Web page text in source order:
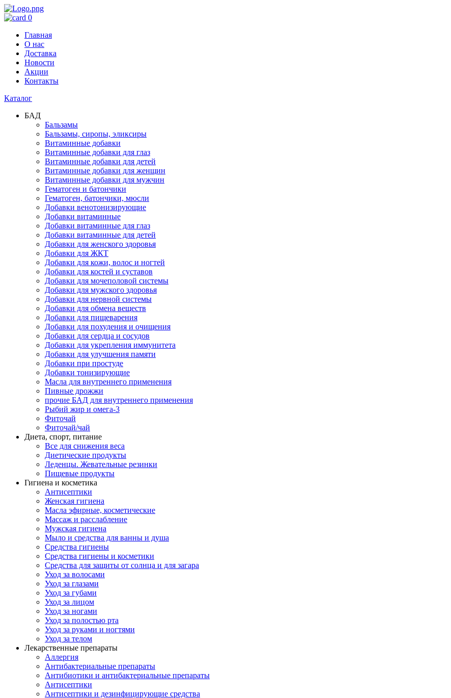
0
Главная
О нас
Доставка
Новости
Акции
Контакты
Каталог
БАД
Бальзамы
Бальзамы, сиропы, эликсиры
Витаминные добавки
Витаминные добавки для глаз
Витаминные добавки для детей
Витаминные добавки для женщин
Витаминные добавки для мужчин
Гематоген и батончики
Гематоген, батончики, мюсли
Добавки венотонизирующие
Добавки витаминные
Добавки витаминные для глаз
Добавки витаминные для детей
Добавки для женского здоровья
Добавки для ЖКТ
Добавки для кожи, волос и ногтей
Добавки для костей и суставов
Добавки для мочеполовой системы
Добавки для мужского здоровья
Добавки для нервной системы
Добавки для обмена веществ
Добавки для пищеварения
Добавки для похудения и очищения
Добавки для сердца и сосудов
Добавки для укрепления иммунитета
Добавки для улучшения памяти
Добавки при простуде
Добавки тонизирующие
Масла для внутреннего применения
Пивные дрожжи
прочие БАД для внутреннего применения
Рыбий жир и омега-3
Фиточай
Фиточай/чай
Диета, спорт, питание
Все для снижения веса
Диетические продукты
Леденцы. Жевательные резинки
Пищевые продукты
Гигиена и косметика
Антисептики
Женская гигиена
Масла эфирные, косметические
Массаж и расслабление
Мужская гигиена
Мыло и средства для ванны и душа
Средства гигиены
Средства гигиены и косметики
Средства для защиты от солнца и для загара
Уход за волосами
Уход за глазами
Уход за губами
Уход за лицом
Уход за ногами
Уход за полостью рта
Уход за руками и ногтями
Уход за телом
Лекарственные препараты
Аллергия
Антибактериальные препараты
Антибиотики и антибактериальные препараты
Антисептики
Антисептики и дезинфицирующие средства